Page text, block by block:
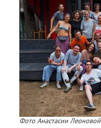
Фото Анастасии Леоновой